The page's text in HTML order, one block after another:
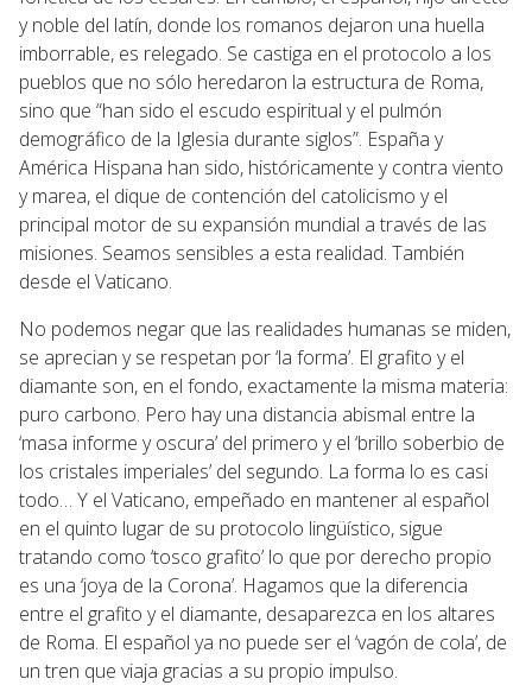
y noble del latín, donde los romanos dejaron una huella
imborrable, es relegado. Se castiga en el protocolo a los
pueblos que no sólo heredaron la estructura de Roma,
sino que “han sido el escudo espiritual y el pulmón
demográfico de la Iglesia durante siglos”. España y
América Hispana han sido, históricamente y contra viento
y marea, el dique de contención del catolicismo y el
principal motor de su expansión mundial a través de las
misiones. Seamos sensibles a esta realidad. También
desde el Vaticano.
No podemos negar que las realidades humanas se miden,
se aprecian y se respetan por ‘la forma’. El grafito y el
diamante son, en el fondo, exactamente la misma materia:
puro carbono. Pero hay una distancia abismal entre la
‘masa informe y oscura’ del primero y el ‘brillo soberbio de
los cristales imperiales’ del segundo. La forma lo es casi
todo… Y el Vaticano, empeñado en mantener al español
en el quinto lugar de su protocolo lingüístico, sigue
tratando como ‘tosco grafito’ lo que por derecho propio
es una ‘joya de la Corona’. Hagamos que la diferencia
entre el grafito y el diamante, desaparezca en los altares
de Roma. El español ya no puede ser el ‘vagón de cola’, de
un tren que viaja gracias a su propio impulso.